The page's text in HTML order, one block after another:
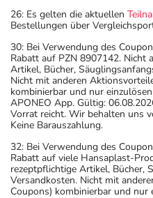
26: Es gelten die aktuellen
Bestellungen über
30: Bei Verwendung des
Rabatt auf PZN 8907142. Nicht
Artikel, Bücher,
Nicht mit anderen
kombinierbar und nur
APONEO App. Gültig:
Vorrat reicht. Wir behalten uns
Keine Barauszahlung.
32: Bei Verwendung des
Rabatt auf viele Hansaplast-
rezeptpflichtige Artikel, Bücher,
Versandkosten. Nicht mit
Coupons) kombinierbar und